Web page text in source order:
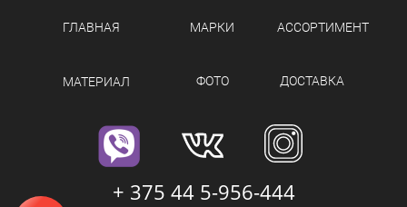
ГЛАВНАЯ
МАТЕРИАЛ
МАРКИ
ФОТО
АССОРТИМЕНТ
ДОСТАВКА
+ 375 44 5-956-444